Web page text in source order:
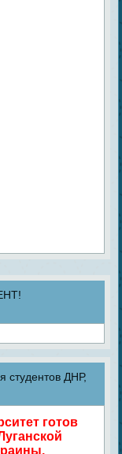
ДНР,
готов